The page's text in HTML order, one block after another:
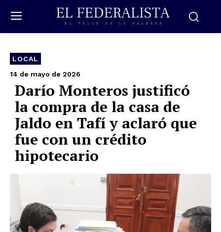
LOCAL
14 de mayo de 2026
Darío Monteros justificó
la compra de la casa de
Jaldo en Tafí y aclaró que
fue con un crédito
hipotecario